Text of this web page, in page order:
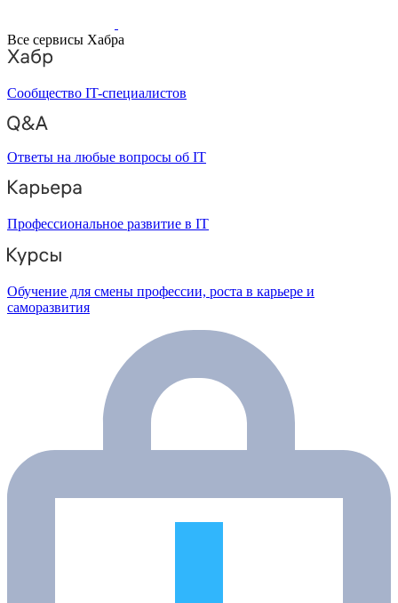
Все сервисы Хабра
Сообщество IT-специалистов
Ответы на любые вопросы об IT
Профессиональное развитие в IT
Обучение для смены профессии, роста в карьере и
саморазвития